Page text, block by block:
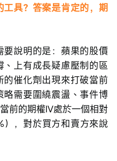
具？答案是肯定的，期
說明的是：蘋果的股價
上有成長疑慮壓制的區
催化劑出現來打破當前
需要圍繞震盪、事件博
前的期權IV處於一個相對
，對於買方和賣方來說